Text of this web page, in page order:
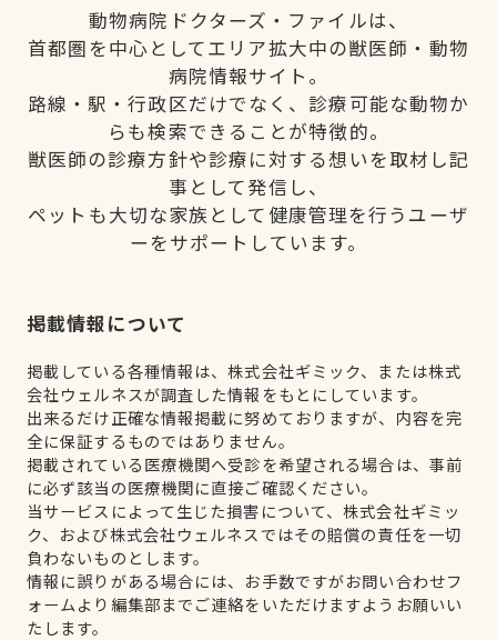
動物病院ドクターズ・ファイルは、
首都圏を中心としてエリア拡大中の獣医師・動物
病院情報サイト。
路線・駅・行政区だけでなく、診療可能な動物か
らも検索できることが特徴的。
獣医師の診療方針や診療に対する想いを取材し記
事として発信し、
ペットも大切な家族として健康管理を行うユーザ
ーをサポートしています。
掲載情報について
掲載している各種情報は、株式会社ギミック、または株式
会社ウェルネスが調査した情報をもとにしています。
出来るだけ正確な情報掲載に努めておりますが、内容を完
全に保証するものではありません。
掲載されている医療機関へ受診を希望される場合は、事前
に必ず該当の医療機関に直接ご確認ください。
当サービスによって生じた損害について、株式会社ギミッ
ク、および株式会社ウェルネスではその賠償の責任を一切
負わないものとします。
情報に誤りがある場合には、お手数ですがお問い合わせフ
ォームより編集部までご連絡をいただけますようお願いい
たします。